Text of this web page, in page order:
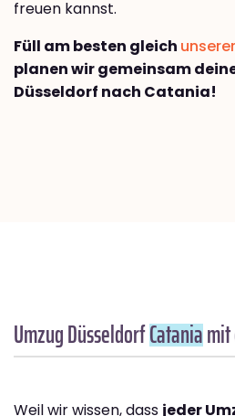
freuen kannst.
Füll am besten gleich
planen wir gemeinsam
Düsseldorf nach Catania!
Umzug DüsseldorfCatania
Weil wir wissen, dass jeder